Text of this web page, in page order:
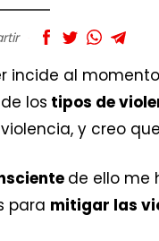
incide al
los tipos de
y creo
de ello me
para mitigar las